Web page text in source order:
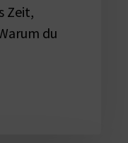
Zeit,
du